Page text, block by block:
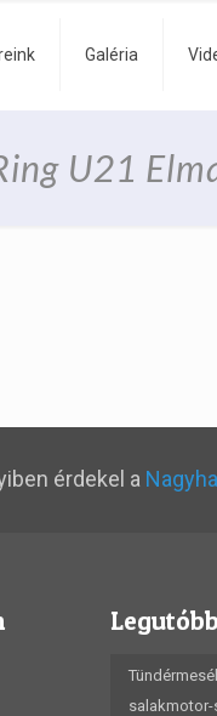
Galéria
U21
érdekel a